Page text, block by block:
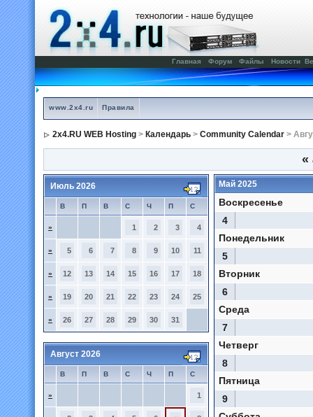
Главная Форум Файлы Новости
www.2x4.ru Правила
2x4.RU WEB Hosting > Календарь > Community Calendar >
«
Июль 2026
В П В С Ч П С
» 1 2 3 4
» 5 6 7 8 9 10 11
» 12 13 14 15 16 17 18
» 19 20 21 22 23 24 25
» 26 27 28 29 30 31
Август 2026
В П В С Ч П С
» 1
Май 2025
Воскресенье
4
Понедельник
5
Вторник
6
Среда
7
Четверг
8
Пятница
9